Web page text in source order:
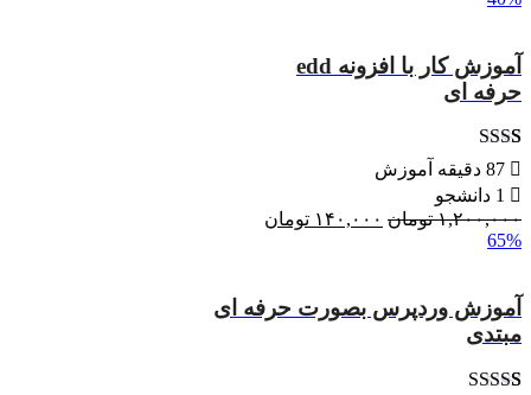
آموزش کار با افزونه edd
حرفه ای
امتیاز
2.00
از 5
امتیاز
1
مشتری
1 دانشجو
۱,۲۰۰,۰۰۰ تومان قیمت
۱۴۰,۰۰۰ تومان
65%
آموزش وردپرس بصورت حرفه ای
مبتدی